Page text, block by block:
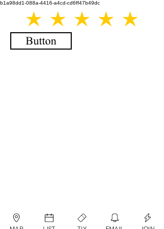
b1a98dd1-088a-4416-a4cd-cd6ff47b49dc
Button